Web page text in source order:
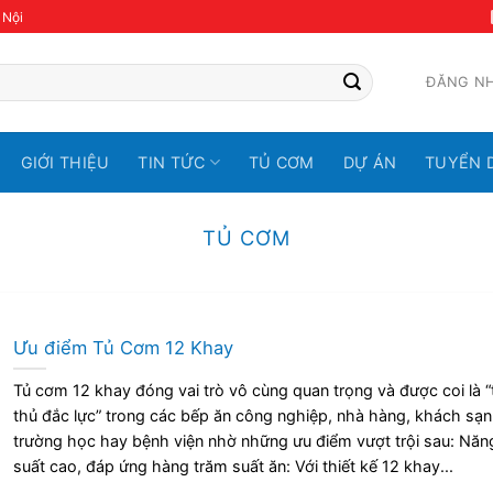
ĐĂNG
GIỚI THIỆU TIN TỨC TỦ CƠM DỰ ÁN TUYỂN
TỦ CƠM
Ưu điểm Tủ Cơm 12 Khay
Tủ cơm 12 khay đóng vai trò vô cùng quan trọng và được coi là
thủ đắc lực” trong các bếp ăn công nghiệp, nhà hàng, khách
trường học hay bệnh viện nhờ những ưu điểm vượt trội sau:
suất cao, đáp ứng hàng trăm suất ăn: Với thiết kế 12 khay...